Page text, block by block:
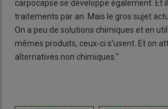
carpocapse se développe également. Et
traitements par an. Mais le gros sujet
On a peu de solutions chimiques et en
mêmes produits, ceux-ci s'usent. Et on
alternatives non chimiques."